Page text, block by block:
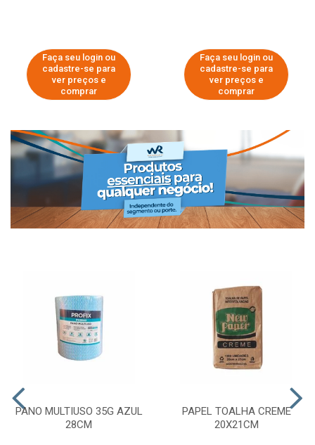
Faça seu login ou
cadastre-se para
ver preços e
comprar
Faça seu login ou
cadastre-se para
ver preços e
comprar
PANO MULTIUSO 35G AZUL
28CM
PAPEL TOALHA CREME
20X21CM